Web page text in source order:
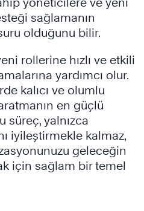
sağlamanın
olduğunu bilir.
rollerine hızlı ve etkili
yardımcı olur.
kalıcı ve olumlu
en güçlü
süreç, yalnızca
iyileştirmekle kalmaz,
geleceğin
için sağlam bir temel